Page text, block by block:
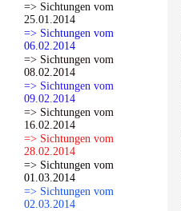
=> Sichtungen vom
25.01.2014
=> Sichtungen vom
06.02.2014
=> Sichtungen vom
08.02.2014
=> Sichtungen vom
09.02.2014
=> Sichtungen vom
16.02.2014
=> Sichtungen vom
28.02.2014
=> Sichtungen vom
01.03.2014
=> Sichtungen vom
02.03.2014